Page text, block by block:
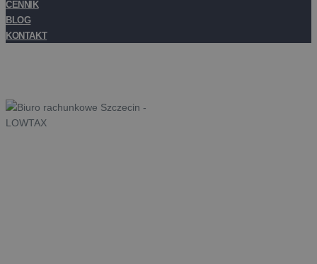
CENNIK
BLOG
KONTAKT